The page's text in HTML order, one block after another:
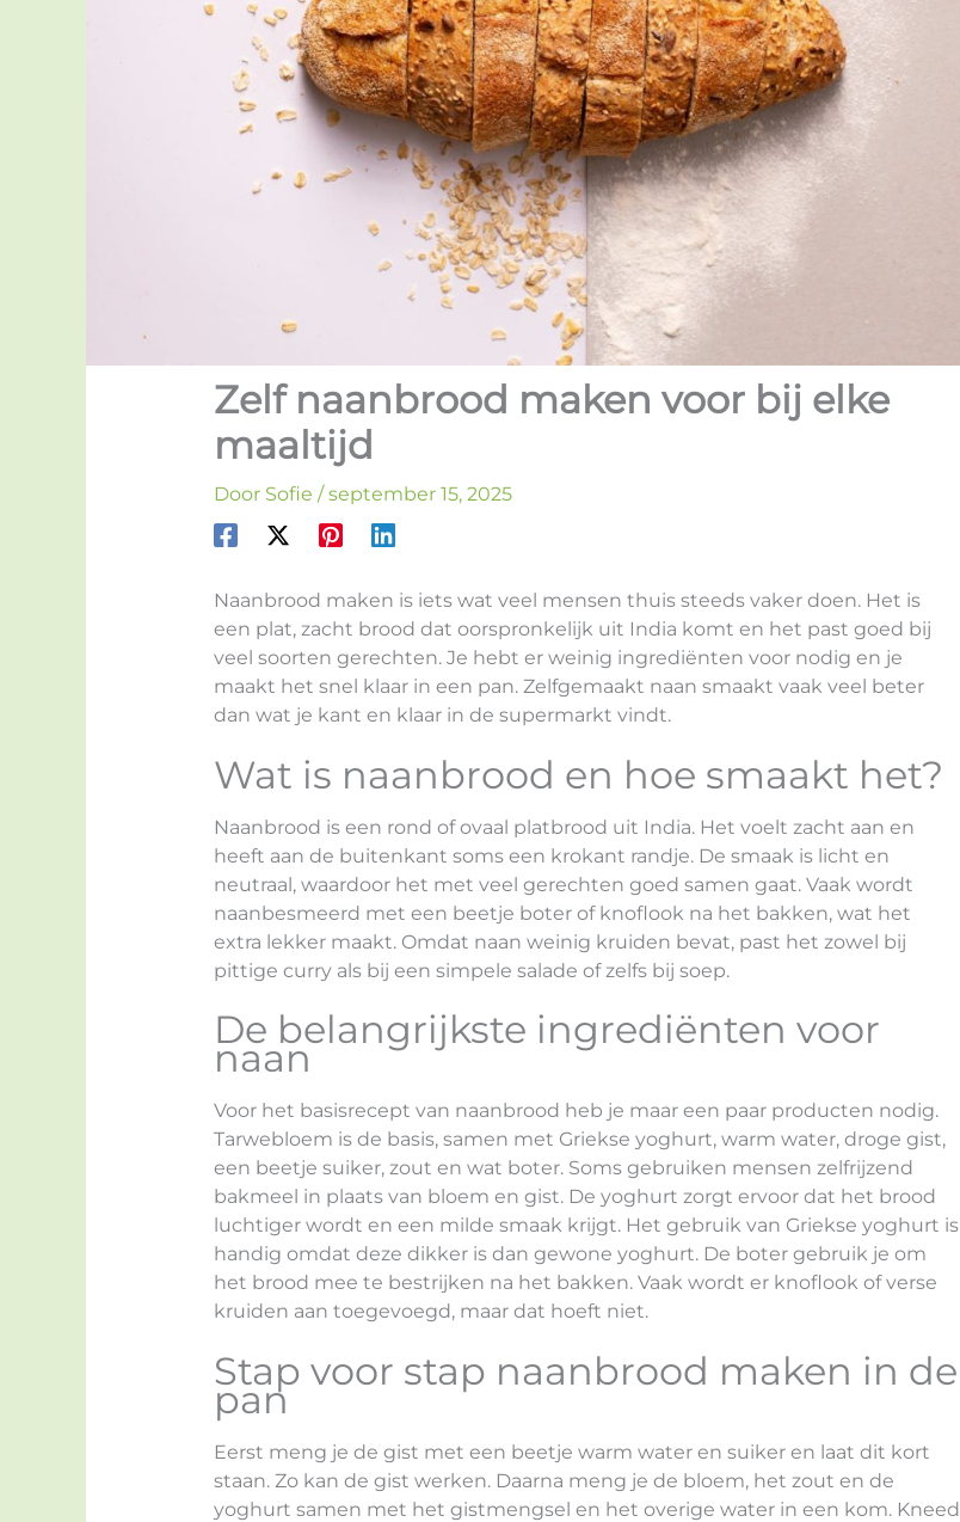
Zelf naanbrood maken voor bij elke
maaltijd
Door Sofie /september 15, 2025
Naanbrood maken is iets wat veel mensen thuis steeds vaker doen. Het is
een plat, zacht brood dat oorspronkelijk uit India komt en het past goed bij
veel soorten gerechten. Je hebt er weinig ingrediënten voor nodig en je
maakt het snel klaar in een pan. Zelfgemaakt naan smaakt vaak veel beter
dan wat je kant en klaar in de supermarkt vindt.
Wat is naanbrood en hoe smaakt het?
Naanbrood is een rond of ovaal platbrood uit India. Het voelt zacht aan en
heeft aan de buitenkant soms een krokant randje. De smaak is licht en
neutraal, waardoor het met veel gerechten goed samen gaat. Vaak wordt
naanbesmeerd met een beetje boter of knoflook na het bakken, wat het
extra lekker maakt. Omdat naan weinig kruiden bevat, past het zowel bij
pittige curry als bij een simpele salade of zelfs bij soep.
De belangrijkste ingrediënten voor
naan
Voor het basisrecept van naanbrood heb je maar een paar producten nodig.
Tarwebloem is de basis, samen met Griekse yoghurt, warm water, droge gist,
een beetje suiker, zout en wat boter. Soms gebruiken mensen zelfrijzend
bakmeel in plaats van bloem en gist. De yoghurt zorgt ervoor dat het brood
luchtiger wordt en een milde smaak krijgt. Het gebruik van Griekse yoghurt is
handig omdat deze dikker is dan gewone yoghurt. De boter gebruik je om
het brood mee te bestrijken na het bakken. Vaak wordt er knoflook of verse
kruiden aan toegevoegd, maar dat hoeft niet.
Stap voor stap naanbrood maken in de
pan
Eerst meng je de gist met een beetje warm water en suiker en laat dit kort
staan. Zo kan de gist werken. Daarna meng je de bloem, het zout en de
yoghurt samen met het gistmengsel en het overige water in een kom. Kneed